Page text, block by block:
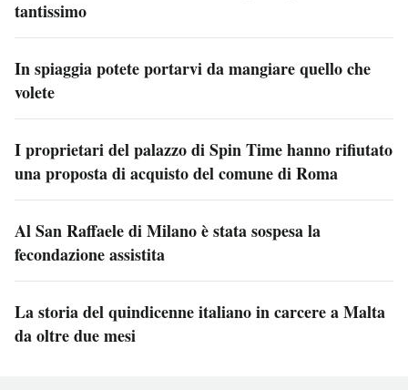
tantissimo
In spiaggia potete portarvi da mangiare quello che
volete
I proprietari del palazzo di Spin Time hanno rifiutato
una proposta di acquisto del comune di Roma
Al San Raffaele di Milano è stata sospesa la
fecondazione assistita
La storia del quindicenne italiano in carcere a Malta
da oltre due mesi